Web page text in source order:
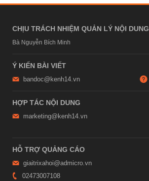
CHỊU TRÁCH NHIỆM QUẢN LÝ NỘI DUNG
Bà Nguyễn Bích Minh
Ý KIẾN BÀI VIẾT
bandoc@kenh14.vn
HỢP TÁC NỘI DUNG
marketing@kenh14.vn
HỖ TRỢ QUẢNG CÁO
giaitrixahoi@admicro.vn
02473007108